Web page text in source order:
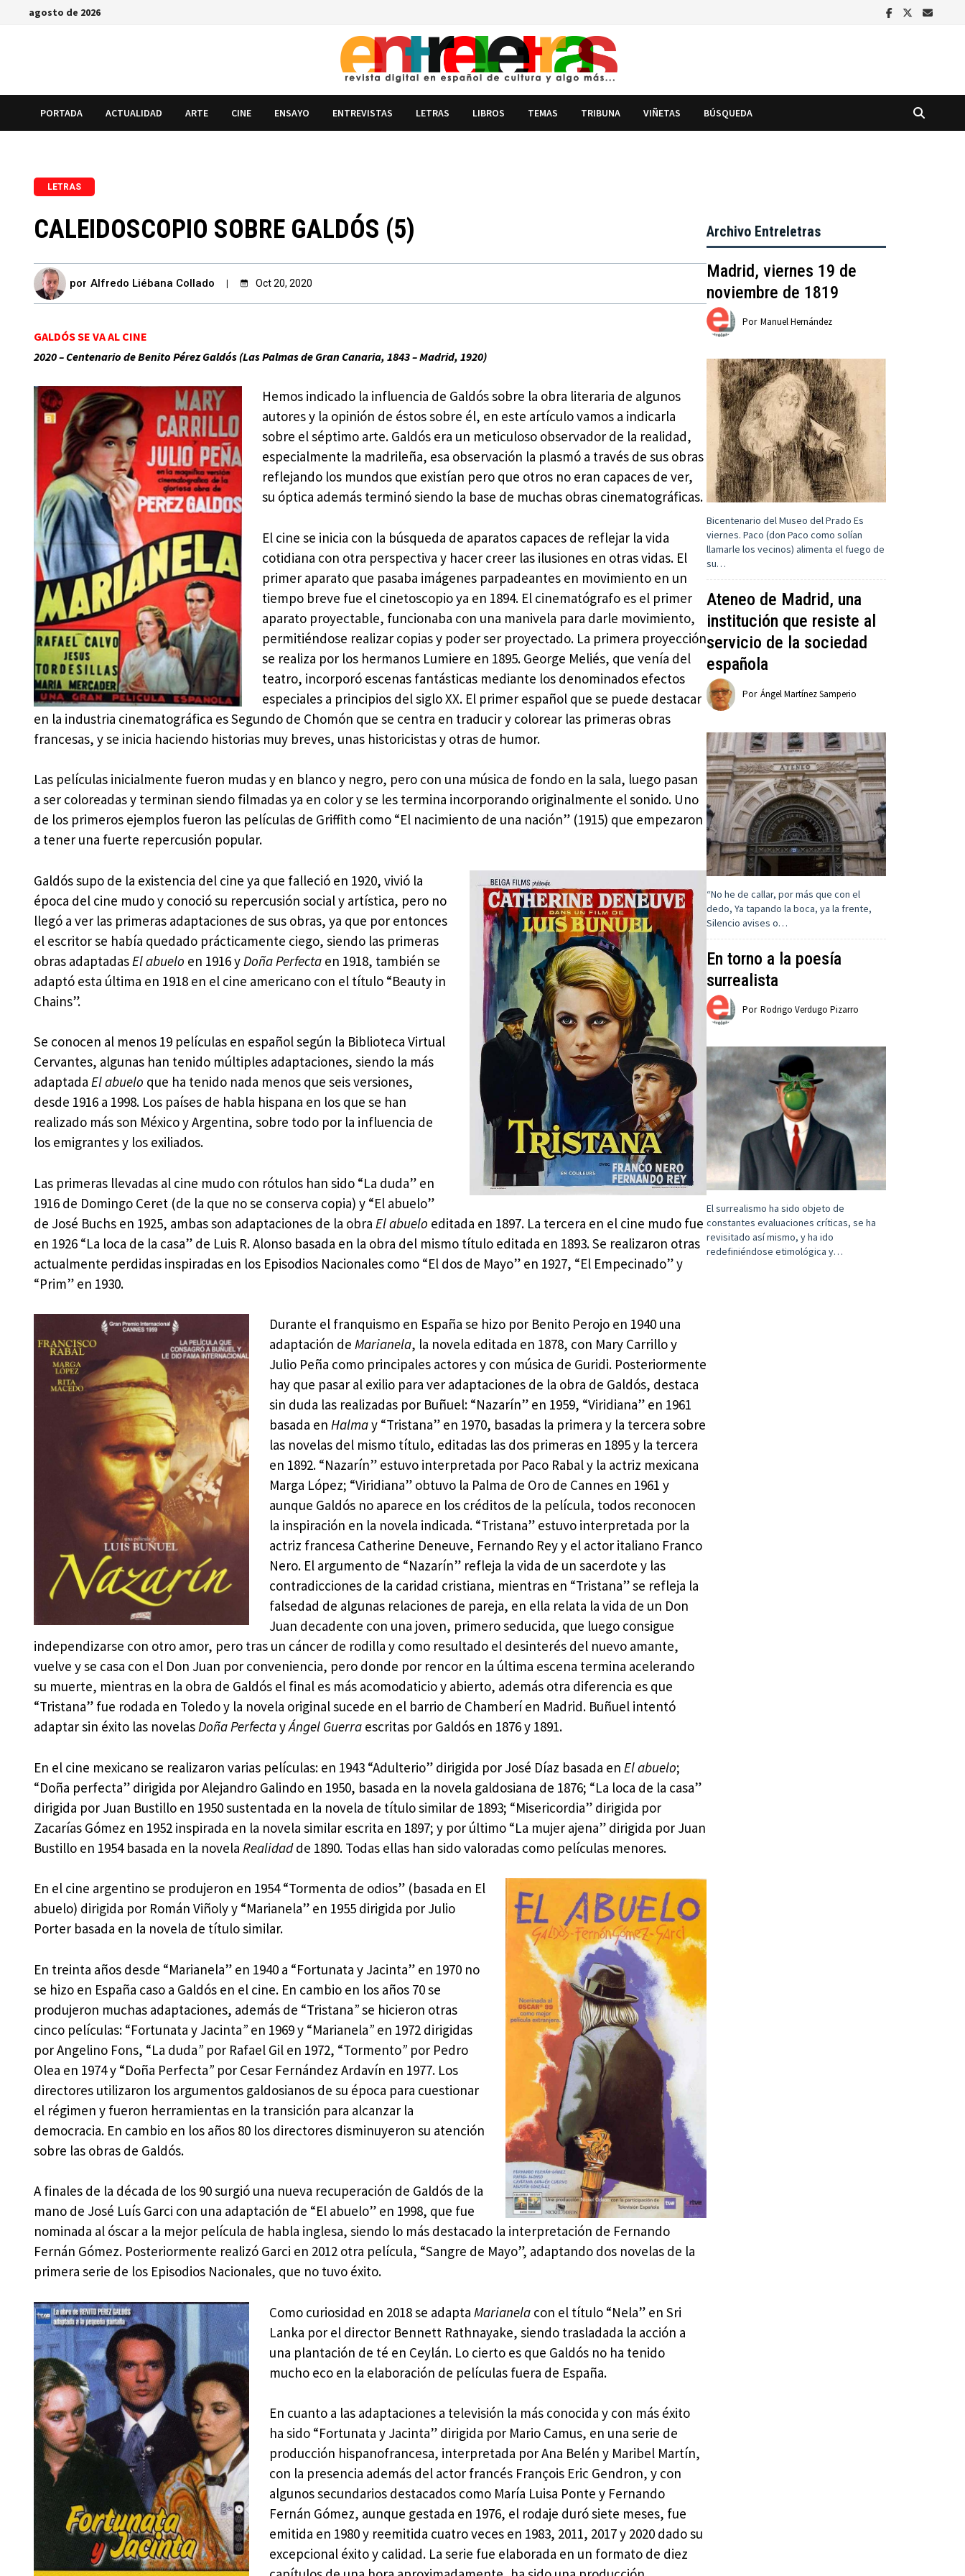
Saltaragosto de 2026
PORTADA ACTUALIDAD ARTE CINE ENSAYO ENTREVISTAS LETRAS LIBROS TEMAS TRIBUNA VIÑETAS BÚSQUEDA
LETRAS
CALEIDOSCOPIO SOBRE GALDÓS (5)
por Alfredo Liébana Collado Oct 20, 2020
GALDÓS SE VA AL CINE
2020 – Centenario de Benito Pérez Galdós (Las Palmas de Gran Canaria, 1843 – Madrid, 1920)
Hemos indicado la influencia de Galdós sobre la obra literaria de algunos
autores y la opinión de éstos sobre él, en este artículo vamos a indicarla
sobre el séptimo arte. Galdós era un meticuloso observador de la realidad,
especialmente la madrileña, esa observación la plasmó a través de sus obras
reflejando los mundos que existían pero que otros no eran capaces de ver,
su óptica además terminó siendo la base de muchas obras cinematográficas.
El cine se inicia con la búsqueda de aparatos capaces de reflejar la vida
cotidiana con otra perspectiva y hacer creer las ilusiones en otras vidas. El
primer aparato que pasaba imágenes parpadeantes en movimiento en un
tiempo breve fue el cinetoscopio ya en 1894. El cinematógrafo es el primer
aparato proyectable, funcionaba con una manivela para darle movimiento,
permitiéndose realizar copias y poder ser proyectado. La primera proyección
se realiza por los hermanos Lumiere en 1895. George Meliés, que venía del
teatro, incorporó escenas fantásticas mediante los denominados efectos
especiales a principios del siglo XX. El primer español que se puede destacar
en la industria cinematográfica es Segundo de Chomón que se centra en traducir y colorear las primeras obras
francesas, y se inicia haciendo historias muy breves, unas historicistas y otras de humor.
Las películas inicialmente fueron mudas y en blanco y negro, pero con una música de fondo en la sala, luego pasan
a ser coloreadas y terminan siendo filmadas ya en color y se les termina incorporando originalmente el sonido. Uno
de los primeros ejemplos fueron las películas de Griffith como “El nacimiento de una nación” (1915) que empezaron
a tener una fuerte repercusión popular.
Galdós supo de la existencia del cine ya que falleció en 1920, vivió la
época del cine mudo y conoció su repercusión social y artística, pero no
llegó a ver las primeras adaptaciones de sus obras, ya que por entonces
el escritor se había quedado prácticamente ciego, siendo las primeras
obras adaptadasEl abuelo en 1916 yDoña Perfectaen 1918, también se
adaptó esta última en 1918 en el cine americano con el título “Beauty in
Chains”.
Se conocen al menos 19 películas en español según la Biblioteca Virtual
Cervantes, algunas han tenido múltiples adaptaciones, siendo la más
adaptada El abuelo que ha tenido nada menos que seis versiones,
desde 1916 a 1998. Los países de habla hispana en los que se han
realizado más son México y Argentina, sobre todo por la influencia de
los emigrantes y los exiliados.
Las primeras llevadas al cine mudo con rótulos han sido “La duda” en
1916 de Domingo Ceret (de la que no se conserva copia) y “El abuelo”
de José Buchs en 1925, ambas son adaptaciones de la obra El abuelo editada en 1897. La tercera en el cine mudo fue
en 1926 “La loca de la casa” de Luis R. Alonso basada en la obra del mismo título editada en 1893. Se realizaron otras
actualmente perdidas inspiradas en los Episodios Nacionales como “El dos de Mayo” en 1927, “El Empecinado” y
“Prim” en 1930.
Durante el franquismo en España se hizo por Benito Perojo en 1940 una
adaptación deMarianela, la novela editada en 1878, con Mary Carrillo y
Julio Peña como principales actores y con música de Guridi. Posteriormente
hay que pasar al exilio para ver adaptaciones de la obra de Galdós, destaca
sin duda las realizadas por Buñuel: “Nazarín” en 1959, “Viridiana” en 1961
basada enHalmay “Tristana” en 1970, basadas la primera y la tercera sobre
las novelas del mismo título, editadas las dos primeras en 1895 y la tercera
en 1892. “Nazarín” estuvo interpretada por Paco Rabal y la actriz mexicana
Marga López; “Viridiana” obtuvo la Palma de Oro de Cannes en 1961 y
aunque Galdós no aparece en los créditos de la película, todos reconocen
la inspiración en la novela indicada. “Tristana” estuvo interpretada por la
actriz francesa Catherine Deneuve, Fernando Rey y el actor italiano Franco
Nero. El argumento de “Nazarín” refleja la vida de un sacerdote y las
contradicciones de la caridad cristiana, mientras en “Tristana” se refleja la
falsedad de algunas relaciones de pareja, en ella relata la vida de un Don
Juan decadente con una joven, primero seducida, que luego consigue
independizarse con otro amor, pero tras un cáncer de rodilla y como resultado el desinterés del nuevo amante,
vuelve y se casa con el Don Juan por conveniencia, pero donde por rencor en la última escena termina acelerando
su muerte, mientras en la obra de Galdós el final es más acomodaticio y abierto, además otra diferencia es que
“Tristana” fue rodada en Toledo y la novela original sucede en el barrio de Chamberí en Madrid. Buñuel intentó
adaptar sin éxito las novelasDoña PerfectayÁngel Guerra escritas por Galdós en 1876 y 1891.
En el cine mexicano se realizaron varias películas: en 1943 “Adulterio” dirigida por José Díaz basada en El abuelo;
“Doña perfecta” dirigida por Alejandro Galindo en 1950, basada en la novela galdosiana de 1876; “La loca de la casa”
dirigida por Juan Bustillo en 1950 sustentada en la novela de título similar de 1893; “Misericordia” dirigida por
Zacarías Gómez en 1952 inspirada en la novela similar escrita en 1897; y por último “La mujer ajena” dirigida por Juan
Bustillo en 1954 basada en la novela Realidadde 1890. Todas ellas han sido valoradas como películas menores.
En el cine argentino se produjeron en 1954 “Tormenta de odios” (basada en El
abuelo) dirigida por Román Viñoly y “Marianela” en 1955 dirigida por Julio
Porter basada en la novela de título similar.
En treinta años desde “Marianela” en 1940 a “Fortunata y Jacinta” en 1970 no
se hizo en España caso a Galdós en el cine. En cambio en los años 70 se
produjeron muchas adaptaciones, además de “Tristana”se hicieron otras
cinco películas: “Fortunata y Jacinta”en 1969 y “Marianela”en 1972 dirigidas
por Angelino Fons, “La duda”por Rafael Gil en 1972, “Tormento”por Pedro
Olea en 1974 y “Doña Perfecta”por Cesar Fernández Ardavín en 1977. Los
directores utilizaron los argumentos galdosianos de su época para cuestionar
el régimen y fueron herramientas en la transición para alcanzar la
democracia. En cambio en los años 80 los directores disminuyeron su atención
sobre las obras de Galdós.
A finales de la década de los 90 surgió una nueva recuperación de Galdós de la
mano de José Luís Garci con una adaptación de “El abuelo” en 1998, que fue
nominada al óscar a la mejor película de habla inglesa, siendo lo más destacado la interpretación de Fernando
Fernán Gómez. Posteriormente realizó Garci en 2012 otra película, “Sangre de Mayo”, adaptando dos novelas de la
primera serie de los Episodios Nacionales, que no tuvo éxito.
Como curiosidad en 2018 se adaptaMarianela con el título “Nela” en Sri
Lanka por el director Bennett Rathnayake, siendo trasladada la acción a
una plantación de té en Ceylán. Lo cierto es que Galdós no ha tenido
mucho eco en la elaboración de películas fuera de España.
En cuanto a las adaptaciones a televisión la más conocida y con más éxito
ha sido “Fortunata y Jacinta” dirigida por Mario Camus, en una serie de
producción hispanofrancesa, interpretada por Ana Belén y Maribel Martín,
con la presencia además del actor francés François Eric Gendron, y con
algunos secundarios destacados como María Luisa Ponte y Fernando
Fernán Gómez, aunque gestada en 1976, el rodaje duró siete meses, fue
emitida en 1980 y reemitida cuatro veces en 1983, 2011, 2017 y 2020 dado su
excepcional éxito y calidad. La serie fue elaborada en un formato de diez
Archivo Entreletras
Madrid, viernes 19 de
noviembre de 1819
Por Manuel Hernández
Bicentenario del Museo del Prado Es
viernes. Paco (don Paco como solían
llamarle los vecinos) alimenta el fuego de
su…
Ateneo de Madrid, una
institución que resiste al
servicio de la sociedad
española
Por Ángel Martínez Samperio
“No he de callar, por más que con el
dedo, Ya tapando la boca, ya la frente,
Silencio avises o…
En torno a la poesía
surrealista
Por Rodrigo Verdugo Pizarro
El surrealismo ha sido objeto de
constantes evaluaciones críticas, se ha
revisitado así mismo, y ha ido
redefiniéndose etimológica y…